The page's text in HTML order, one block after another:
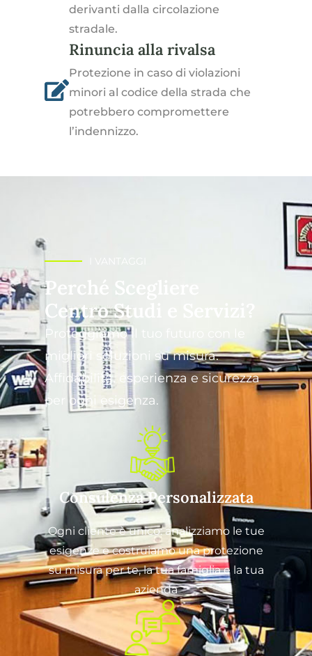
derivanti dalla circolazione
stradale.
Rinuncia alla rivalsa
Protezione in caso di violazioni
minori al codice della strada che
potrebbero compromettere
l’indennizzo.
Perché Scegliere
Centro Studi e Servizi?
Proteggiamo il tuo futuro con le
migliori soluzioni su misura.
Affidabilità, esperienza e sicurezza
per ogni esigenza.
Consulenza Personalizzata
Ogni cliente è unico: analizziamo le tue
esigenze e costruiamo una protezione
su misura per te, la tua famiglia e la tua
azienda